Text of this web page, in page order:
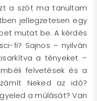
a szót ma tanultam
jellegzetesen egy
mutat be. A kérdés
fi? Sajnos – nyilván
a tényeket –
felvetések és a
Neked az idő?
a múlását? Van